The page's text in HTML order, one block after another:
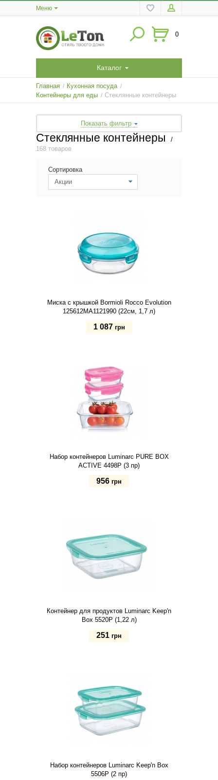
Меню
0
Каталог
Главная / Кухонная посуда /
Контейнеры для еды / Стеклянные контейнеры
Показать фильтр
Стеклянные контейнеры
/
168 товаров
Сортировка
Акции
Миска с крышкой Bormioli Rocco Evolution
125612MA1121990 (22см, 1,7 л)
1 087 грн
Набор контейнеров Luminarc PURE BOX
ACTIVE 4498P (3 пр)
956 грн
Контейнер для продуктов Luminarc Keep'n
Box 5520P (1,22 л)
251 грн
Набор контейнеров Luminarc Keep'n Box
5506P (2 пр)